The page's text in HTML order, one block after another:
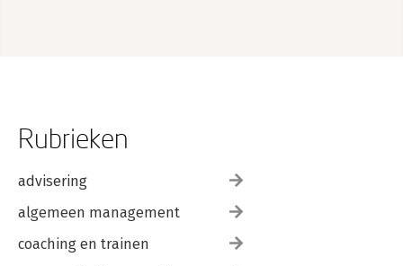
Rubrieken
advisering
algemeen management
coaching en trainen